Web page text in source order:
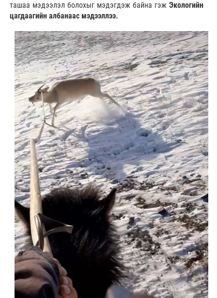
ташаа мэдээлэл болохыг мэдэгдэж байна гэж Экологийн
цагдаагийн албанаас мэдээллээ.